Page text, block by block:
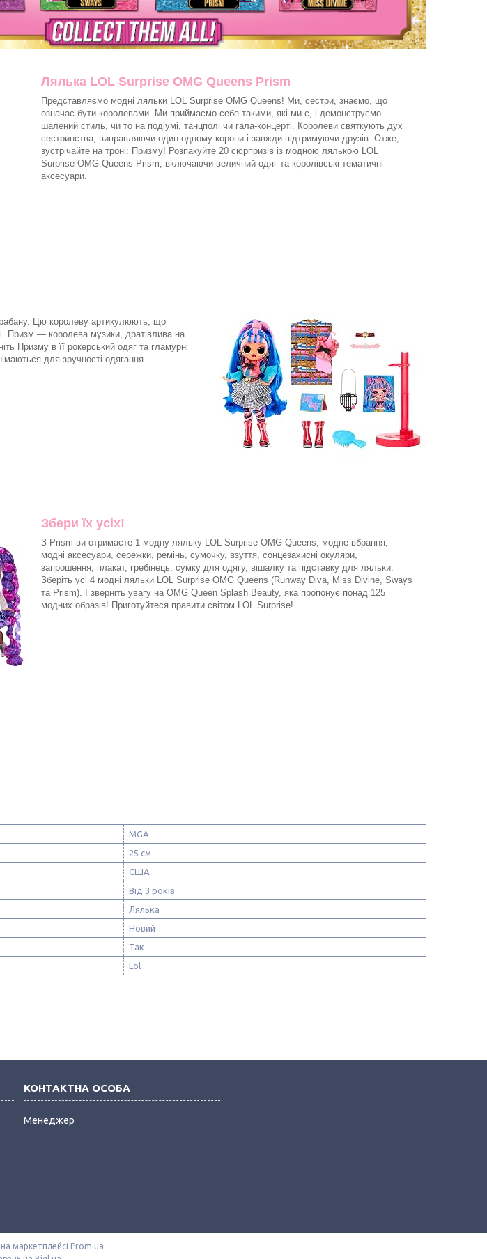
Лялька LOL Surprise OMG Queens Prism
Представляємо модні ляльки LOL Surprise OMG Queens! Ми, сестри, знаємо, що
означає бути королевами. Ми приймаємо себе такими, які ми є, і демонструємо
шалений стиль, чи то на подіумі, танцполі чи гала-концерті. Королеви святкують дух
сестринства, виправляючи один одному корони і завжди підтримуючи друзів. Отже,
зустрічайте на троні: Призму! Розпакуйте 20 сюрпризів із модною лялькою LOL
Surprise OMG Queens Prism, включаючи величний одяг та королівські тематичні
аксесуари.
Цю королеву артикулюють, що
Призм — королева музики, дратівлива на
Призму в її рокерський одяг та гламурні
для зручності одягання.
Збери їх усіх!
З Prism ви отримаєте 1 модну ляльку LOL Surprise OMG Queens, модне вбрання,
модні аксесуари, сережки, ремінь, сумочку, взуття, сонцезахисні окуляри,
запрошення, плакат, гребінець, сумку для одягу, вішалку та підставку для ляльки.
Зберіть усі 4 модні ляльки LOL Surprise OMG Queens (Runway Diva, Miss Divine, Sways
та Prism). І зверніть увагу на OMG Queen Splash Beauty, яка пропонує понад 125
модних образів! Приготуйтеся правити світом LOL Surprise!
MGA
25 см
США
Від 3 років
Лялька
Новий
Так
Lol
Менеджер
маркетплейсі Prom.ua